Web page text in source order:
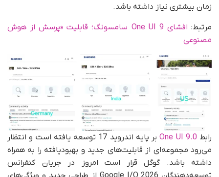
زمان بیشتری نیاز داشته باشد.
مرتبط:
افشای One UI 9 سامسونگ؛ قابلیت «پرسش از هوش
مصنوعی
رابطOne UI 9.0
بر پایه اندروید 17 توسعه یافته است و انتظار
می‌رود مجموعه‌ای از قابلیت‌های جدید و بهبود‌یافته را به همراه
داشته باشد. گوگل قرار است امروز در جریان کنفرانس